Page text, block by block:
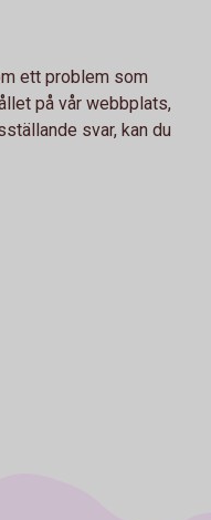
ett problem som
på vår webbplats,
svar, kan du